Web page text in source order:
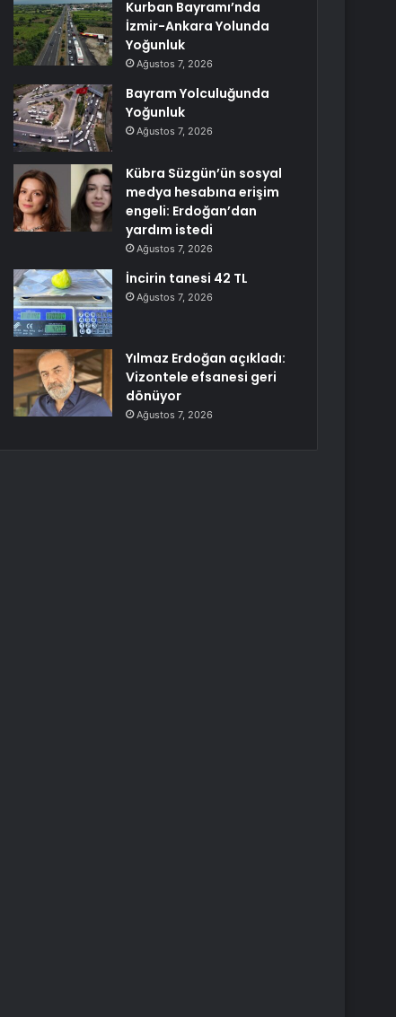
Kurban Bayramı’nda
İzmir-Ankara Yolunda
Yoğunluk
Ağustos 7, 2026
Bayram Yolculuğunda
Yoğunluk
Ağustos 7, 2026
Kübra Süzgün’ün sosyal
medya hesabına erişim
engeli: Erdoğan’dan
yardım istedi
Ağustos 7, 2026
İncirin tanesi 42 TL
Ağustos 7, 2026
Yılmaz Erdoğan açıkladı:
Vizontele efsanesi geri
dönüyor
Ağustos 7, 2026